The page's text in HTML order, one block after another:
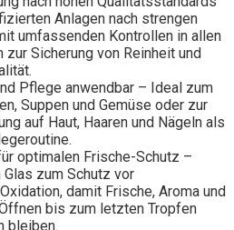
Anlagen nach strengen
umfassenden Kontrollen in allen
Sicherung von Reinheit und
Pflege anwendbar – Ideal zum
Suppen und Gemüse oder zur
auf Haut, Haaren und Nägeln als
optimalen Frische-Schutz –
zum Schutz vor
damit Frische, Aroma und
bis zum letzten Tropfen
bleiben.